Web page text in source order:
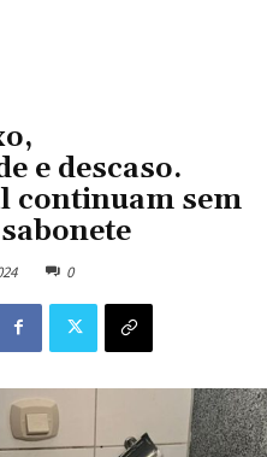
e descaso.
continuam sem
0